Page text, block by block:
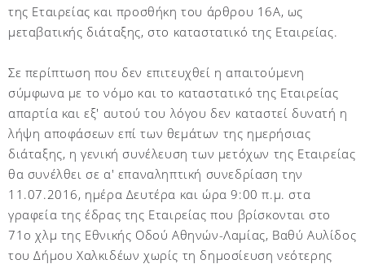
της Εταιρείας και προσθήκη του άρθρου 16Α, ως
μεταβατικής διάταξης, στο καταστατικό της Εταιρείας.
Σε περίπτωση που δεν επιτευχθεί η απαιτούμενη
σύμφωνα με το νόμο και το καταστατικό της Εταιρείας
απαρτία και εξ' αυτού του λόγου δεν καταστεί δυνατή η
λήψη αποφάσεων επί των θεμάτων της ημερήσιας
διάταξης, η γενική συνέλευση των μετόχων της Εταιρείας
θα συνέλθει σε α' επαναληπτική συνεδρίαση την
11.07.2016, ημέρα Δευτέρα και ώρα 9:00 π.μ. στα
γραφεία της έδρας της Εταιρείας που βρίσκονται στο
71ο χλμ της Εθνικής Οδού Αθηνών-Λαμίας, Βαθύ Αυλίδος
του Δήμου Χαλκιδέων χωρίς τη δημοσίευση νεότερης